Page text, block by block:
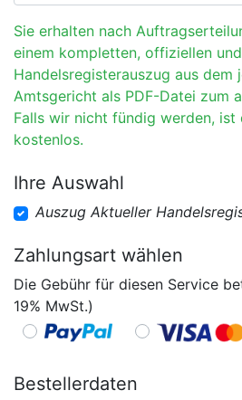
Sie erhalten nach
einem kompletten, offiziellen
Handelsregisterauszug aus dem
Amtsgericht als PDF-Datei zum
Falls wir nicht fündig werden, ist
kostenlos.
Ihre Auswahl
Auszug Aktueller
Zahlungsart wählen
Die Gebühr für diesen Service
19% MwSt.)
Bestellerdaten